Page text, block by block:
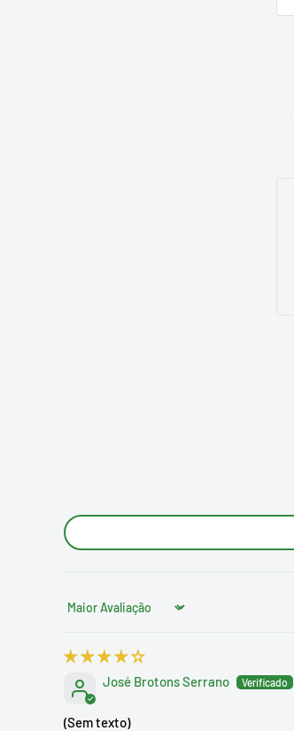
Sort by
José Brotons Serrano
(Sem texto)